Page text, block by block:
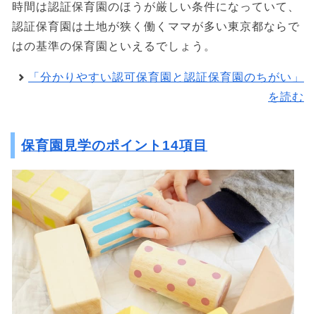
時間は認証保育園のほうが厳しい条件になっていて、
認証保育園は土地が狭く働くママが多い東京都ならで
はの基準の保育園といえるでしょう。
「分かりやすい認可保育園と認証保育園のちがい」
を読む
保育園見学のポイント14項目